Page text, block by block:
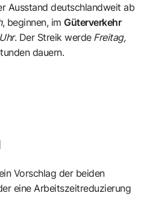
Ausstand deutschlandweit ab
, beginnen, imGüterverkehr
. Der Streik werde Freitag,
dauern.
Vorschlag der beiden
eine Arbeitszeitreduzierung